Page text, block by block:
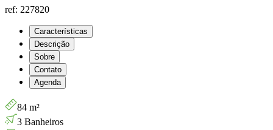
ref: 227820
Características
Descrição
Sobre
Contato
Agenda
84 m²
3 Banheiros